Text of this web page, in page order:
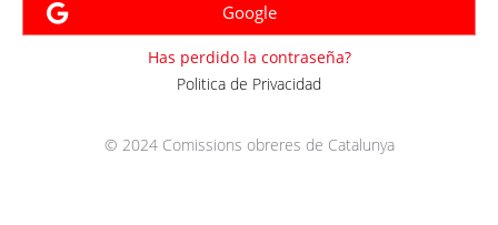
Google
Has perdido la contraseña?
Politica de Privacidad
© 2024 Comissions obreres de Catalunya